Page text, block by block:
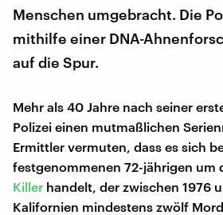
Menschen umgebracht. Die
mithilfe einer DNA-
auf die Spur.
Mehr als 40 Jahre nach seiner
Polizei einen mutmaßlichen
Ermittler vermuten, dass es sich
festgenommenen 72-jährigen um
Killer handelt, der zwischen 1976
Kalifornien mindestens zwölf